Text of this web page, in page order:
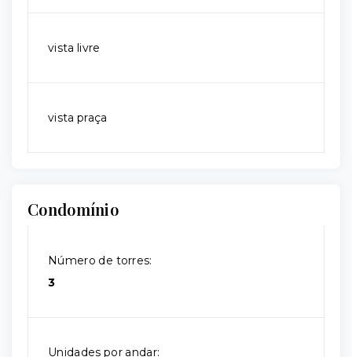
vista livre
vista praça
Condomínio
Número de torres:
3
Unidades por andar: